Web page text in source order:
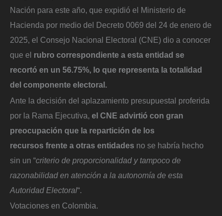
Nación para este año, que expidió el Ministerio de
Hacienda por medio del Decreto 0069 del 24 de enero de
2025, el Consejo Nacional Electoral (CNE) dio a conocer
que el rubro correspondiente a esta entidad se
recortó en un 56.75%, lo que representa la totalidad
del componente electoral.
Ante la decisión del aplazamiento presupuestal proferida
por la Rama Ejecutiva, el CNE advirtió con gran
preocupación que la repartición de los
recursos frente a otras entidades no se habría hecho
sin un “criterio de proporcionalidad y tampoco de
razonabilidad en atención a la autonomía de esta
Autoridad Electoral“.
Votaciones en Colombia.